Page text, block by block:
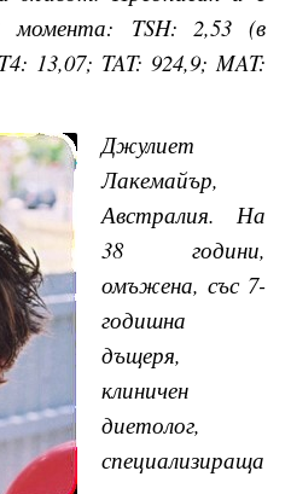
момента: TSH: 2,53 (в
13,07; TAT: 924,9; MAT:
Джулиет
Лакемайър,
Австралия. На
38 години,
омъжена, със 7-
годишна
дъщеря,
клиничен
диетолог,
специализираща